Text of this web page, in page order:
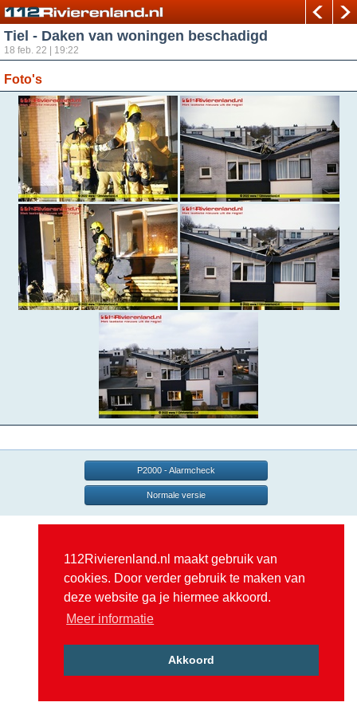
112Rivierenland.nl maakt gebruik van
cookies. Door verder gebruik te maken van
deze website ga je hiermee akkoord.
Meer informatie
Akkoord
Tiel - Daken van woningen beschadigd
18 feb. 22 | 19:22
Foto's
P2000 - Alarmcheck
Normale versie